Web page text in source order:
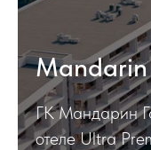
ГК Мандарин
отеле Ultra